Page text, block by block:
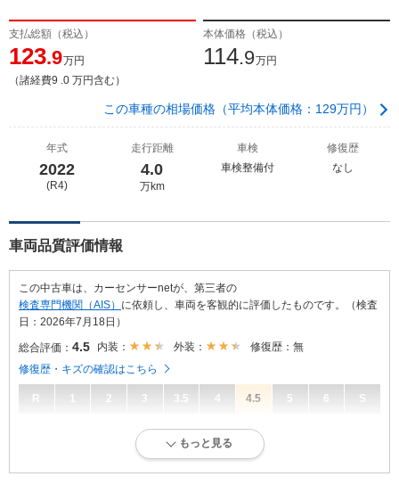
支払総額（税込）
123.9万円
（諸経費9 .0 万円含む）
本体価格（税込）
114.9万円
この車種の相場価格（平均本体価格：129万円）
年式
2022
(R4)
走行距離
4.0
万km
車検
車検整備付
修復歴
なし
車両品質評価情報
この中古車は、カーセンサーnetが、第三者の
検査専門機関（AIS） に依頼し、車両を客観的に評価したものです。（検査
日：2026年7月18日）
総合評価： 4.5 内装： 外装：
修復歴：無
修復歴・キズの確認はこちら
R 1 2 3 3.5 4 4.5 5 6 S
内外装に目立たない軽微なキズ、ヘコミが少し認められますが、良好な
もっと見る